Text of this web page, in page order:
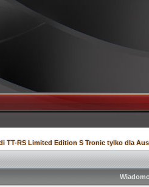
TT-RS Limited Edition S Tronic tylko dla